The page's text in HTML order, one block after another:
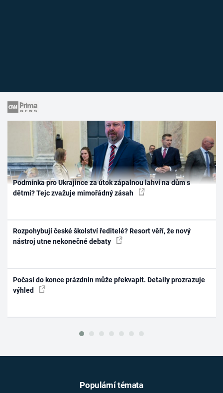
Podmínka pro Ukrajince za útok zápalnou lahví na dům s
dětmi? Tejc zvažuje mimořádný zásah
Rozpohybují české školství ředitelé? Resort věří, že nový
nástroj utne nekonečné debaty
Počasí do konce prázdnin může překvapit. Detaily prozrazuje
výhled
Populární témata